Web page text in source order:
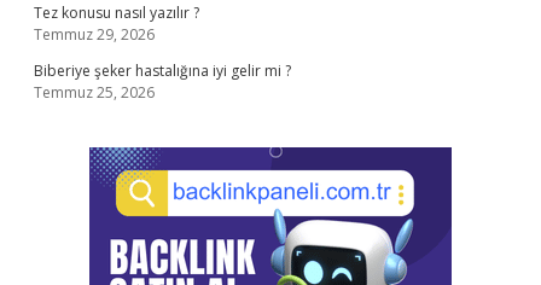
Tez konusu nasıl yazılır ?
Temmuz 29, 2026
Biberiye şeker hastalığına iyi gelir mi ?
Temmuz 25, 2026